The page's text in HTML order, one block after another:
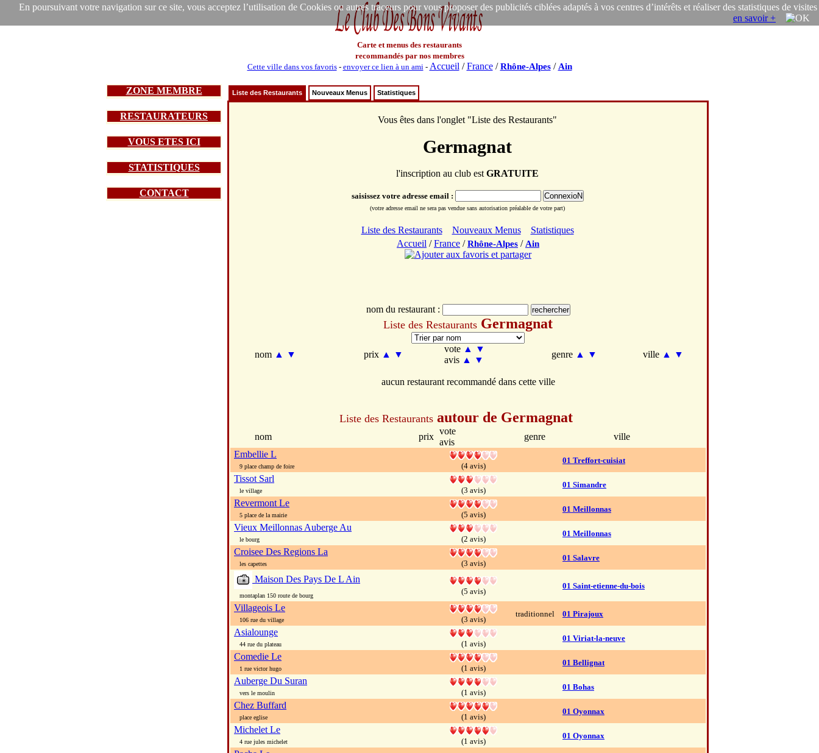
En poursuivant votre navigation sur ce site, vous acceptez l’utilisation de Cookies ou autres traceurs pour vous proposer des publicités ciblées adaptés à vos centres d’intérêts et réaliser des statistiques de visites
en savoir +
Carte et menus des restaurants
recommandés par nos membres
Cette ville dans vos favoris- envoyer ce lien à un ami- Accueil /France/Rhône-Alpes/ Ain
ZONE MEMBRE
RESTAURATEURS
VOUS ETES ICI
STATISTIQUES
CONTACT
Liste des Restaurants Nouveaux Menus Statistiques
Vous êtes dans l'onglet "Liste des Restaurants"
Germagnat
l'inscription au club est GRATUITE
saisissez votre adresse email :
(votre adresse email ne sera pas vendue sans autorisation préalable de votre part)
Liste des Restaurants Nouveaux Menus
Statistiques
Accueil /France /Rhône-Alpes / Ain
nom du restaurant :
Liste des Restaurants Germagnat
nom ▲ ▼ prix ▲ ▼
vote ▲
▼
avis ▲ ▼
genre ▲ ▼ ville ▲ ▼
aucun restaurant recommandé dans cette ville
Liste des Restaurants autour de Germagnat
nom prix
vote
avis
genre
ville
Embellie L
9 place champ de foire (4 avis)
01 Treffort-cuisiat
Tissot Sarl
le village (3 avis)
01 Simandre
Revermont Le
5 place de la mairie (5 avis)
01 Meillonnas
Vieux Meillonnas Auberge Au
le bourg (2 avis)
01 Meillonnas
Croisee Des Regions La
les capettes (3 avis)
01 Salavre
Maison Des Pays De L Ain
montaplan 150 route de bourg (5 avis)
01 Saint-etienne-du-bois
Villageois Le
106 rue du village (3 avis)
traditionnel 01 Pirajoux
Asialounge
44 rue du plateau (1 avis)
01 Viriat-la-neuve
Comedie Le
1 rue victor hugo (1 avis)
01 Bellignat
Auberge Du Suran
vers le moulin (1 avis)
01 Bohas
Chez Buffard
place eglise (1 avis)
01 Oyonnax
Michelet Le
4 rue jules michelet (1 avis)
01 Oyonnax